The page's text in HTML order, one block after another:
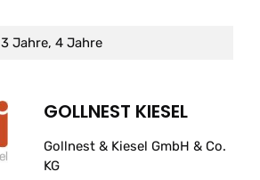
3 Jahre, 4 Jahre
GOLLNEST KIESEL
Gollnest & Kiesel GmbH & Co.
KG